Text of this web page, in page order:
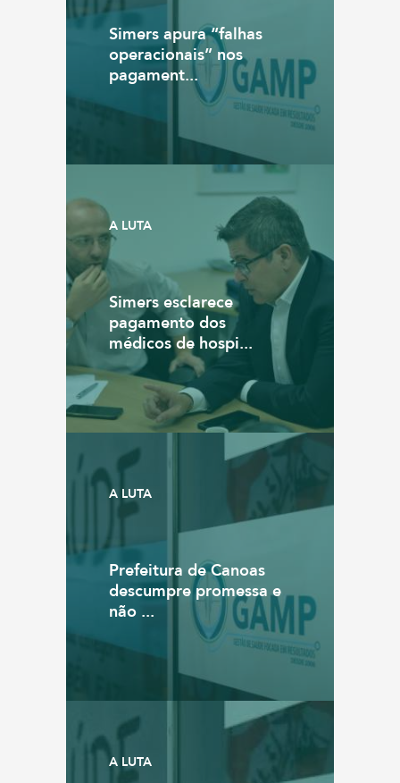
Simers apura “falhas
operacionais” nos
pagament...
A LUTA
Simers esclarece
pagamento dos
médicos de hospi...
A LUTA
Prefeitura de Canoas
descumpre promessa e
não ...
A LUTA